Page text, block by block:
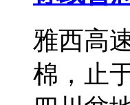
雅西高
棉，止